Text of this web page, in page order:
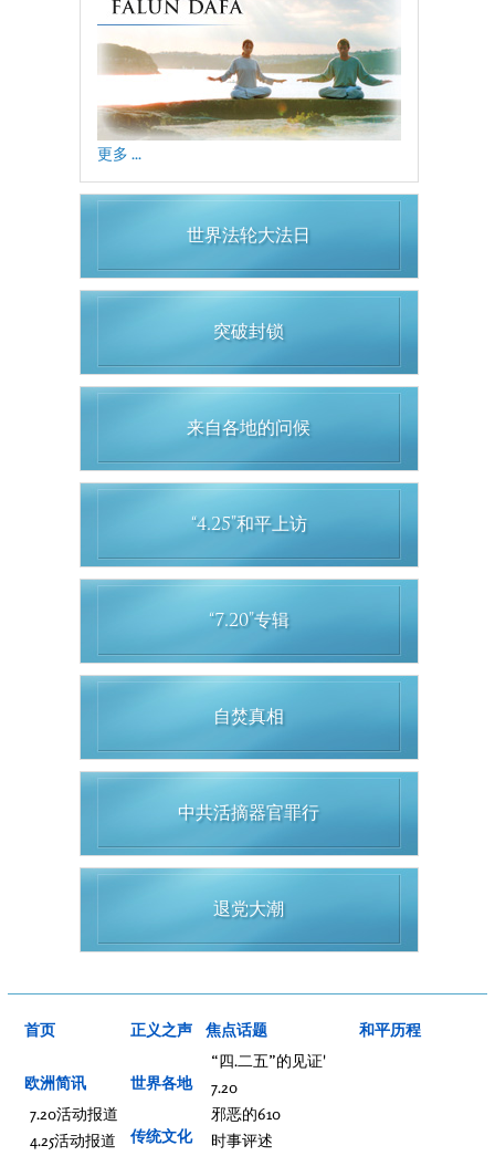
更多 ...
世界法轮大法日
突破封锁
来自各地的问候
“4.25”和平上访
“7.20”专辑
自焚真相
中共活摘器官罪行
退党大潮
首页
欧洲简讯
7.20活动报道
4.25活动报道
正义之声
世界各地
传统文化
焦点话题
“四.二五”的见证'
7.20
邪恶的610
时事评述
和平历程